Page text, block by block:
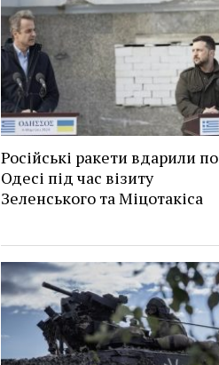
Російські ракети вдарили по
Одесі під час візиту
Зеленського та Міцотакіса